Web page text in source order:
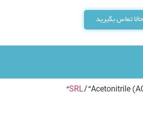
تماس بگیرید
SRL/ “Acetonitrile